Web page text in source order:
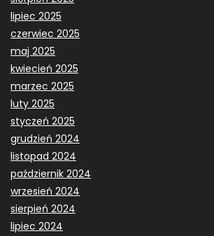
lipiec 2025
czerwiec 2025
maj 2025
kwiecień 2025
marzec 2025
luty 2025
styczeń 2025
grudzień 2024
listopad 2024
październik 2024
wrzesień 2024
sierpień 2024
lipiec 2024